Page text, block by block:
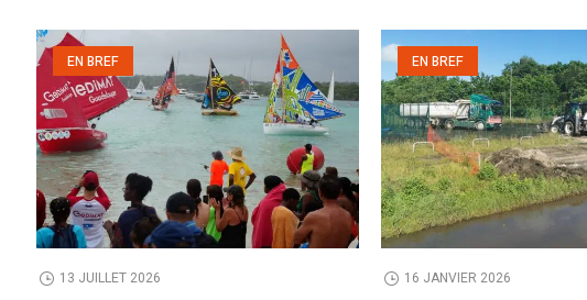
EN BREF
13 JUILLET 2026
EN BREF
16 JANVIER 2026